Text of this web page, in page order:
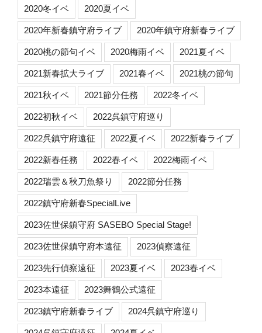
2020冬イベ 2020夏イベ
2020年新春鎮守府ライブ 2020年鎮守府新春ライブ
2020桃の節句イベ 2020梅雨イベ 2021夏イベ
2021新春拡大ライブ 2021春イベ 2021桃の節句
2021秋イベ 2021節分任務 2022冬イベ
2022初秋イベ 2022呉鎮守府巡り
2022呉鎮守府遠征 2022夏イベ 2022新春ライブ
2022新春任務 2022春イベ 2022梅雨イベ
2022瑞雲＆秋刀魚祭り 2022節分任務
2022鎮守府新春SpecialLive
2023佐世保鎮守府 SASEBO Special Stage!
2023佐世保鎮守府本遠征 2023偵察遠征
2023先行偵察遠征 2023夏イベ 2023春イベ
2023本遠征 2023舞鶴公式遠征
2023鎮守府新春ライブ 2024呉鎮守府巡り